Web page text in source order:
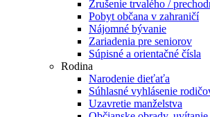
Zrušenie trvalého /
Pobyt občana v zahraničí
Nájomné bývanie
Zariadenia pre seniorov
Súpisné a orientačné čísla
Rodina
Narodenie dieťaťa
Súhlasné vyhlásenie
Uzavretie manželstva